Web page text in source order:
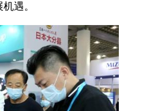
遇。